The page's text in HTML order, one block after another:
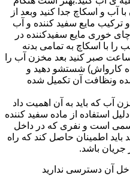
آب و اسکاچ جدا کنید وبعد از
ترکیب مایع سفید کننده و آب
خوری مایع سفیدکننده در
را با اسکاچ به تمامی بدنه
آّب آغشته کنید و به مدت ۲ ساعت صبر کنید بعد مخزن آب را
کارواش) شستشو دهید و
ونظافت آن تکمیل شده
آب که باید به آن اهمیت داد
استفاده از ماده سفید کننده
سمی است و نفری که در داخل
اطمینان حاصل کند که راه
جریان باشد.
آن دسترسی ندارید